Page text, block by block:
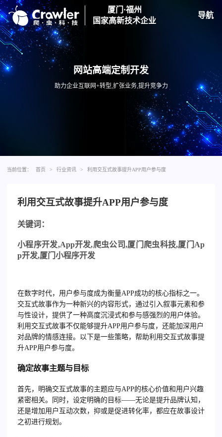
厦门·福州
国家高新技术企业
导航
网站高端定制开发
助力企业互联网+转型,扩张业务,提升竞争力
当前位置： 首页 > 行业资讯 > 利用交互式故事提升APP用户参与度
利用交互式故事提升APP用户参与度
关键词：
小程序开发,App开发,爬虫公司,厦门爬虫科技,厦门 Ap
p开发,厦门小程序开发
在数字时代，用户参与度成为衡量APP成功的核心指标之一。
交互式故事作为一种新兴的内容形式，通过引入叙事元素和参
与性设计，提供了一种高度沉浸式和参与感强烈的用户体验。
利用交互式故事不仅能够提升APP用户参与度，还能加深用户
对品牌的情感连接。以下是一些策略，帮助利用交互式故事提
升APP用户参与度。
确定故事主题与目标
首先，明确交互式故事的主题应与APP的核心价值和用户兴趣
紧密相关。同时，设定明确的目标——无论是提升品牌认知，
还是增加用户互动次数，抑或是促进转化率，都应在故事设计
之初进行规划。